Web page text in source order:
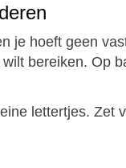
je hoeft geen
bereiken. Op
lettertjes. Zet